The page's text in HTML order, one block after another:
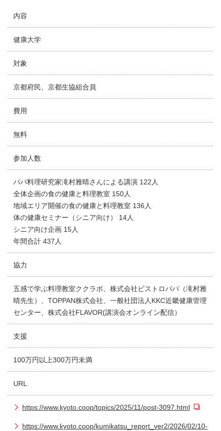
内容
健康大学
対象
京都府民、京都生協組合員
費用
無料
参加人数
パパ料理研究家滝村雅晴さんによる講演 122人
全体企画の食の健康と料理教室 150人
地域エリア開催の食の健康と料理教室 136人
体の健康セミナー（シニア向け） 14人
シニア向け企画 15人
年間合計 437人
協力
五感で学ぶ料理教室ククラボ、株式会社ビストロパパ（滝村雅
晴先生）、TOPPAN株式会社、一般社団法人KKC近畿健康管理
センター、株式会社FLAVOR(講演会オンライン配信）
支援
100万円以上300万円未満
URL
https://www.kyoto.coop/topics/2025/11/post-3097.html
https://www.kyoto.coop/kumikatsu_report_ver2/2026/02/10-